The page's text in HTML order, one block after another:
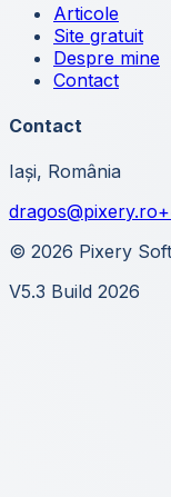
Articole
Site gratuit
Despre mine
Contact
Contact
Iași, România
dragos@pixery.ro
© 2026 Pixery
V5.3 Build 2026